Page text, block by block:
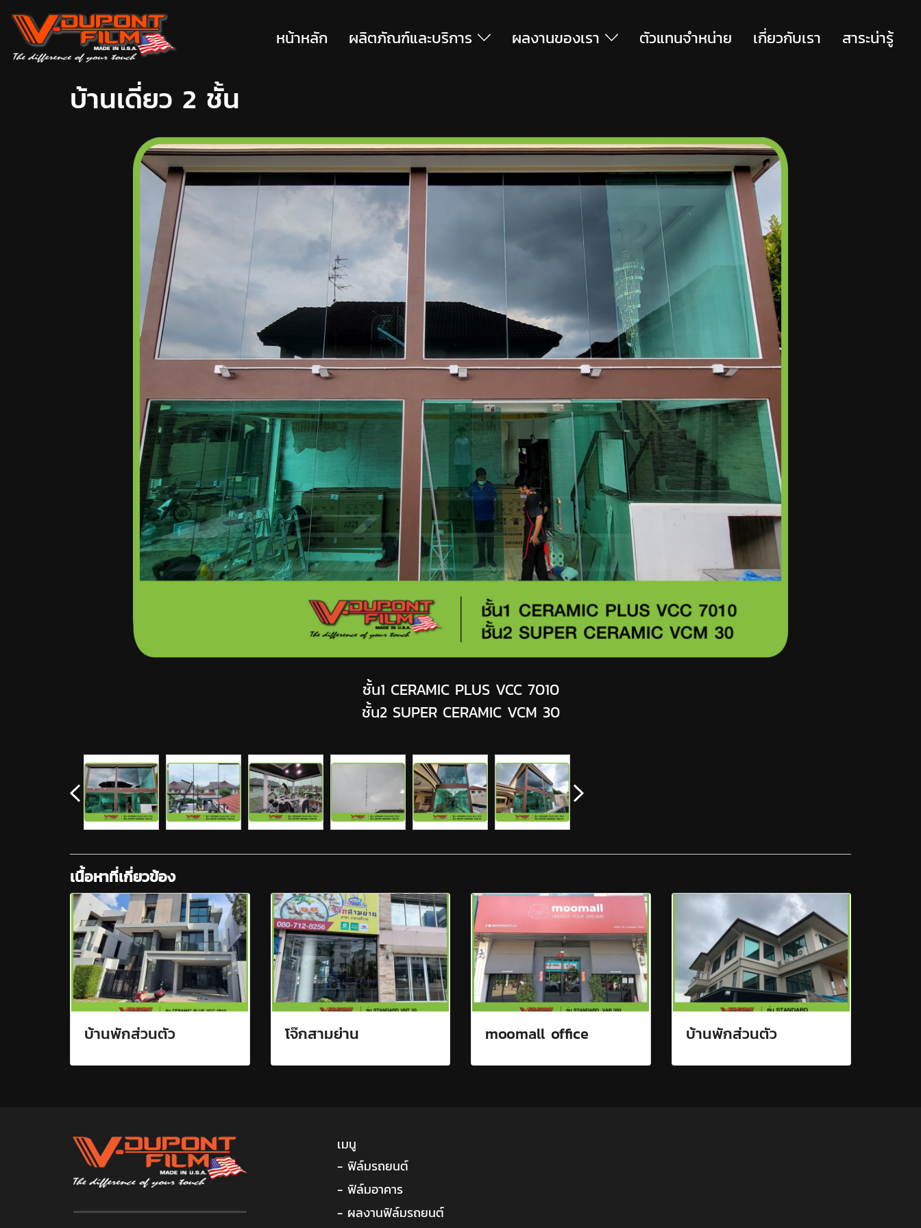
หน้าหลัก ผลิตภัณฑ์และบริการ ผลงานของเรา ตัวแทนจำหน่าย เกี่ยวกับเรา สาระน่ารู้
บ้านเดี่ยว 2 ชั้น
ชั้น1 CERAMIC PLUS VCC 7010
ชั้น2 SUPER CERAMIC VCM 30
เนื้อหาที่เกี่ยวข้อง
บ้านพักส่วนตัว โจ๊กสามย่าน moomall office บ้านพักส่วนตัว
เมนู
- ฟิล์มรถยนต์
- ฟิล์มอาคาร
- ผลงานฟิล์มรถยนต์